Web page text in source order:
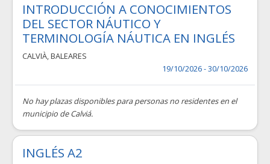
INTRODUCCIÓN A CONOCIMIENTOS
DEL SECTOR NÁUTICO Y
TERMINOLOGÍA NÁUTICA EN INGLÉS
CALVIÀ,BALEARES
19/10/2026 - 30/10/2026
No hay plazas disponibles para personas no residentes en el
municipio de Calviá.
INGLÉS A2